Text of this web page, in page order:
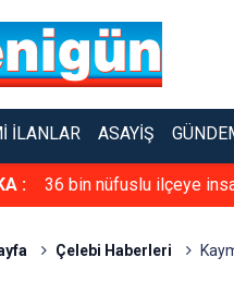
İLANLAR ASAYIŞ
: 36 bin nüfuslu ilçeye
Çelebi Haberleri